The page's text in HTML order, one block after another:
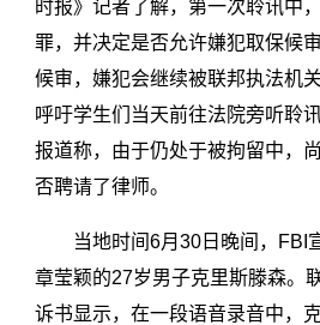
时报》记者了解，第一次聆讯中
罪，并决定是否允许嫌犯取保候
候审，嫌犯会继续被联邦执法机
呼吁学生们当天前往法院旁听聆
报道称，由于仍处于被拘留中，
否聘请了律师。
当地时间6月30日晚间，FBI
章莹颖的27岁男子克里斯滕森。
诉书显示，在一段语音录音中，